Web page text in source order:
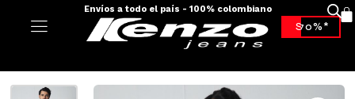
Envíos a todo el país - 100% colombiano
-70%*